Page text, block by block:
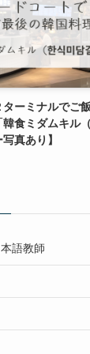
ターミナルでご
韓食ミダムキル
真あり】
語教師